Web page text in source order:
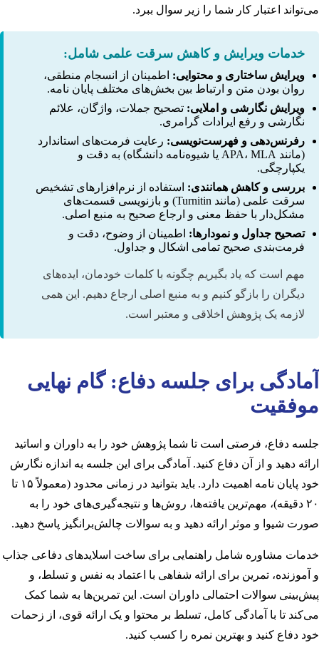
می‌تواند اعتبار کار شما را زیر سوال ببرد.
خدمات ویرایش و کاهش سرقت علمی شامل:
ویرایش ساختاری و محتوایی: اطمینان از انسجام منطقی،
روان بودن متن و ارتباط بین بخش‌های مختلف پایان نامه.
ویرایش نگارشی و املایی: تصحیح جملات، واژگان، علائم
نگارشی و رفع ایرادات گرامری.
رفرنس‌دهی و فهرست‌نویسی: رعایت فرمت‌های استاندارد
(مانند APA، MLA یا شیوه‌نامه دانشگاه) به دقت و
یکپارچگی.
بررسی و کاهش همانندی: استفاده از نرم‌افزارهای تشخیص
سرقت علمی (مانند Turnitin) و بازنویسی قسمت‌های
مشکل‌دار با حفظ معنی و ارجاع صحیح به منبع اصلی.
تصحیح جداول و نمودارها: اطمینان از وضوح، دقت و
فرمت‌بندی صحیح تمامی اشکال و جداول.
مهم است که یاد بگیریم چگونه با کلمات خودمان، ایده‌های
دیگران را بازگو کنیم و به منبع اصلی ارجاع دهیم. این همی
لازمه یک پژوهش اخلاقی و معتبر است.
آمادگی برای جلسه دفاع: گام نهایی
موفقیت
جلسه دفاع، فرصتی است تا شما پژوهش خود را به داوران و اساتید
ارائه دهید و از آن دفاع کنید. آمادگی برای این جلسه به اندازه نگارش
خود پایان نامه اهمیت دارد. باید بتوانید در زمانی محدود (معمولاً ۱۵ تا
۲۰ دقیقه)، مهم‌ترین یافته‌ها، روش‌ها و نتیجه‌گیری‌های خود را به
صورت شیوا و موثر ارائه دهید و به سوالات چالش‌برانگیز پاسخ دهید.
خدمات مشاوره شامل راهنمایی برای ساخت اسلاید‌های دفاعی جذاب
و آموزنده، تمرین برای ارائه شفاهی با اعتماد به نفس و تسلط، و
پیش‌بینی سوالات احتمالی داوران است. این تمرین‌ها به شما کمک
می‌کند تا با آمادگی کامل، تسلط بر محتوا و یک ارائه قوی، از زحمات
خود دفاع کنید و بهترین نمره را کسب کنید.